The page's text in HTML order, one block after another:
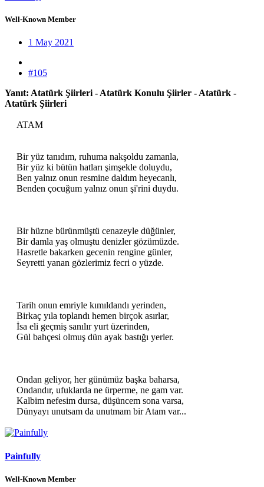
Well-Known Member
1 May 2021
#105
Yanıt: Atatürk Şiirleri - Atatürk Konulu Şiirler - Atatürk -
Atatürk Şiirleri
ATAM
Bir yüz tanıdım, ruhuma nakşoldu zamanla,
Bir yüz ki bütün hatları şimşekle doluydu,
Ben yalnız onun resmine daldım heyecanlı,
Benden çocuğum yalnız onun şi'rini duydu.
Bir hüzne bürünmüştü cenazeyle düğünler,
Bir damla yaş olmuştu denizler gözümüzde.
Hasretle bakarken gecenin rengine günler,
Seyretti yanan gözlerimiz fecri o yüzde.
Tarih onun emriyle kımıldandı yerinden,
Birkaç yıla toplandı hemen birçok asırlar,
İsa eli geçmiş sanılır yurt üzerinden,
Gül bahçesi olmuş dün ayak bastığı yerler.
Ondan geliyor, her günümüz başka baharsa,
Ondandır, ufuklarda ne ürperme, ne gam var.
Kalbim nefesim dursa, düşüncem sona varsa,
Dünyayı unutsam da unutmam bir Atam var...​
Painfully
Well-Known Member